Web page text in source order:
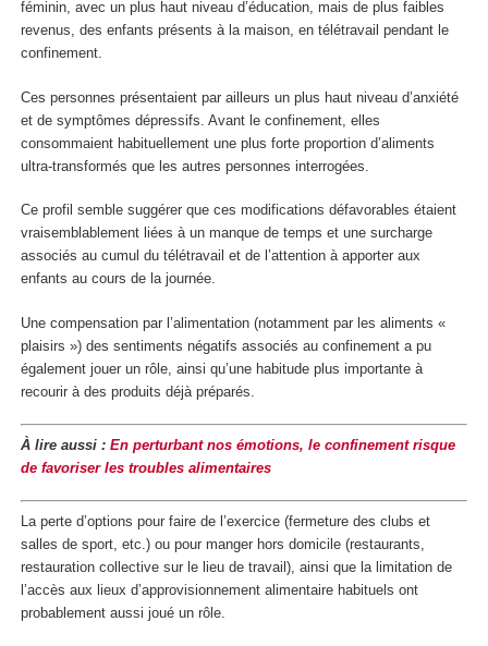
féminin, avec un plus haut niveau d’éducation, mais de plus faibles
revenus, des enfants présents à la maison, en télétravail pendant le
confinement.
Ces personnes présentaient par ailleurs un plus haut niveau d’anxiété
et de symptômes dépressifs. Avant le confinement, elles
consommaient habituellement une plus forte proportion d’aliments
ultra-transformés que les autres personnes interrogées.
Ce profil semble suggérer que ces modifications défavorables étaient
vraisemblablement liées à un manque de temps et une surcharge
associés au cumul du télétravail et de l’attention à apporter aux
enfants au cours de la journée.
Une compensation par l’alimentation (notamment par les aliments «
plaisirs ») des sentiments négatifs associés au confinement a pu
également jouer un rôle, ainsi qu’une habitude plus importante à
recourir à des produits déjà préparés.
À lire aussi : En perturbant nos émotions, le confinement risque
de favoriser les troubles alimentaires
La perte d’options pour faire de l’exercice (fermeture des clubs et
salles de sport, etc.) ou pour manger hors domicile (restaurants,
restauration collective sur le lieu de travail), ainsi que la limitation de
l’accès aux lieux d’approvisionnement alimentaire habituels ont
probablement aussi joué un rôle.